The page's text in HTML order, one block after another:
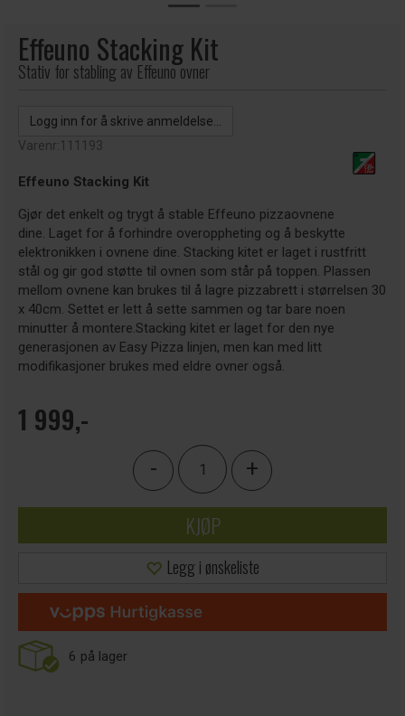
Effeuno Stacking Kit
Stativ for stabling av Effeuno ovner
Logg inn for å skrive anmeldelse...
Varenr:111193
Effeuno Stacking Kit
Gjør det enkelt og trygt å stable Effeuno pizzaovnene
dine. Laget for å forhindre overoppheting og å beskytte
elektronikken i ovnene dine. Stacking kitet er laget i rustfritt
stål og gir god støtte til ovnen som står på toppen. Plassen
mellom ovnene kan brukes til å lagre pizzabrett i størrelsen 30
x 40cm. Settet er lett å sette sammen og tar bare noen
minutter å montere.Stacking kitet er laget for den nye
generasjonen av Easy Pizza linjen, men kan med litt
modifikasjoner brukes med eldre ovner også.
1 999,-
- +
KJØP
Legg i ønskeliste
6 på lager